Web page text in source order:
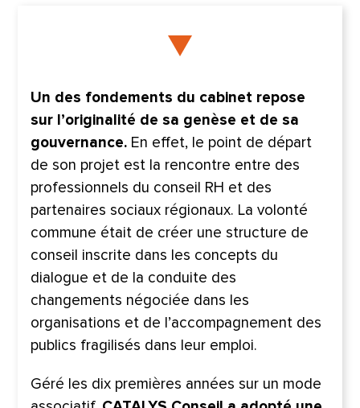
Un des fondements du cabinet repose
sur l’originalité de sa genèse et de sa
gouvernance. En effet, le point de départ
de son projet est la rencontre entre des
professionnels du conseil RH et des
partenaires sociaux régionaux. La volonté
commune était de créer une structure de
conseil inscrite dans les concepts du
dialogue et de la conduite des
changements négociée dans les
organisations et de l’accompagnement des
publics fragilisés dans leur emploi.
Géré les dix premières années sur un mode